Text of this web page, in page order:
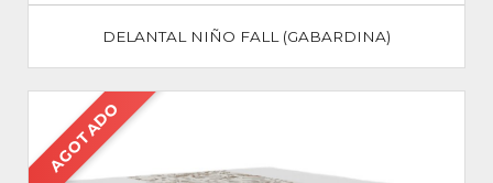
DELANTAL NIÑO FALL (GABARDINA)
AGOTADO